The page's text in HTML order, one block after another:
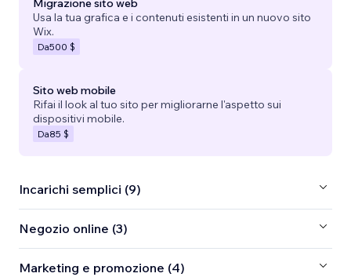
Migrazione sito web
Usa la tua grafica e i contenuti esistenti in un nuovo sito
Wix.
Da500 $
Sito web mobile
Rifai il look al tuo sito per migliorarne l'aspetto sui
dispositivi mobile.
Da85 $
Incarichi semplici (9)
Negozio online (3)
Marketing e promozione (4)